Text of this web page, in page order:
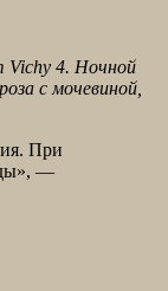
Vichy 4. Ночной
с мочевиной,
При
—